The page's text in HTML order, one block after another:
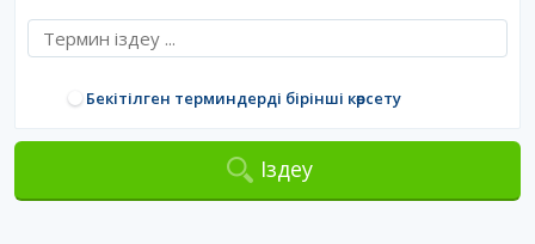
Бекітілген терминдерді бірінші көрсету
Іздеу